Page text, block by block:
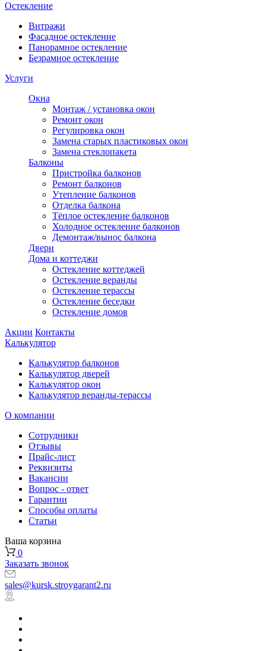
Остекление
Витражи
Фасадное остекление
Панорамное остекление
Безрамное остекление
Услуги
Окна
Монтаж / установка окон
Ремонт окон
Регулировка окон
Замена старых пластиковых окон
Замена стеклопакета
Балконы
Пристройка балконов
Ремонт балконов
Утепление балконов
Отделка балкона
Тёплое остекление балконов
Холодное остекление балконов
Демонтаж/вынос балкона
Двери
Дома и коттеджи
Остекление коттеджей
Остекление веранды
Остекление терассы
Остекление беседки
Остекление домов
Акции Контакты
Калькулятор
Калькулятор балконов
Калькулятор дверей
Калькулятор окон
Калькулятор веранды-терассы
О компании
Сотрудники
Отзывы
Прайс-лист
Реквизиты
Вакансии
Вопрос - ответ
Гарантии
Способы оплаты
Статьи
Ваша корзина
0
Заказать звонок
sales@kursk.stroygarant2.ru